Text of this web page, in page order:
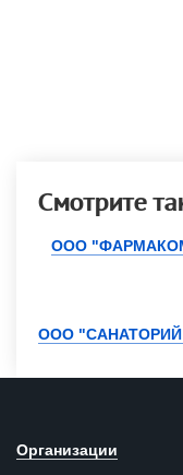
Смотрите
ООО
ООО
Организации